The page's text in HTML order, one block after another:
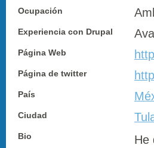
Ocupación
Experiencia con Drupal
Página Web
Página de twitter
País
Ciudad
Bio
He